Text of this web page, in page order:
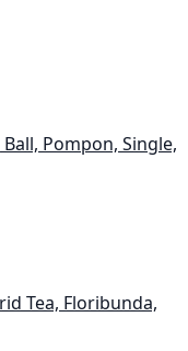
Pompon, Single,
Tea, Floribunda,